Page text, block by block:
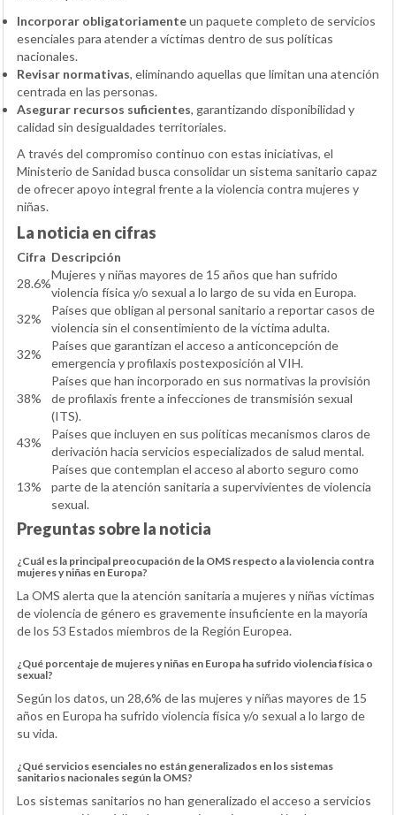
Incorporar obligatoriamenteun paquete completo de servicios
esenciales para atender a víctimas dentro de sus políticas
nacionales.
Revisar normativas, eliminando aquellas que limitan una atención
centrada en las personas.
Asegurar recursos suficientes, garantizando disponibilidad y
calidad sin desigualdades territoriales.
A través del compromiso continuo con estas iniciativas, el
Ministerio de Sanidad busca consolidar un sistema sanitario capaz
de ofrecer apoyo integral frente a la violencia contra mujeres y
niñas.
La noticia en cifras
Cifra Descripción
28.6%
Mujeres y niñas mayores de 15 años que han sufrido
violencia física y/o sexual a lo largo de su vida en Europa.
32%
Países que obligan al personal sanitario a reportar casos de
violencia sin el consentimiento de la víctima adulta.
32%
Países que garantizan el acceso a anticoncepción de
emergencia y profilaxis postexposición al VIH.
38%
Países que han incorporado en sus normativas la provisión
de profilaxis frente a infecciones de transmisión sexual
(ITS).
43%
Países que incluyen en sus políticas mecanismos claros de
derivación hacia servicios especializados de salud mental.
13%
Países que contemplan el acceso al aborto seguro como
parte de la atención sanitaria a supervivientes de violencia
sexual.
Preguntas sobre la noticia
¿Cuál es la principal preocupación de la OMS respecto a la violencia contra
mujeres y niñas en Europa?
La OMS alerta que la atención sanitaria a mujeres y niñas víctimas
de violencia de género es gravemente insuficiente en la mayoría
de los 53 Estados miembros de la Región Europea.
¿Qué porcentaje de mujeres y niñas en Europa ha sufrido violencia física o
sexual?
Según los datos, un 28,6% de las mujeres y niñas mayores de 15
años en Europa ha sufrido violencia física y/o sexual a lo largo de
su vida.
¿Qué servicios esenciales no están generalizados en los sistemas
sanitarios nacionales según la OMS?
Los sistemas sanitarios no han generalizado el acceso a servicios